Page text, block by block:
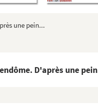
une pein...
D'après une
une ph...
de...